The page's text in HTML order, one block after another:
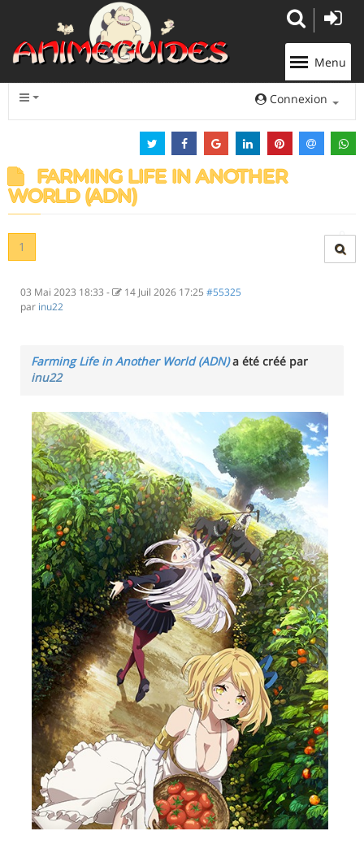
Menu
Connexion
FARMING LIFE IN ANOTHER
WORLD (ADN)
1
03 Mai 2023 18:33 - 14 Juil 2026 17:25 #55325
par inu22
Farming Life in Another World (ADN)a été créé par
inu22
Panneau de gestion des cookies